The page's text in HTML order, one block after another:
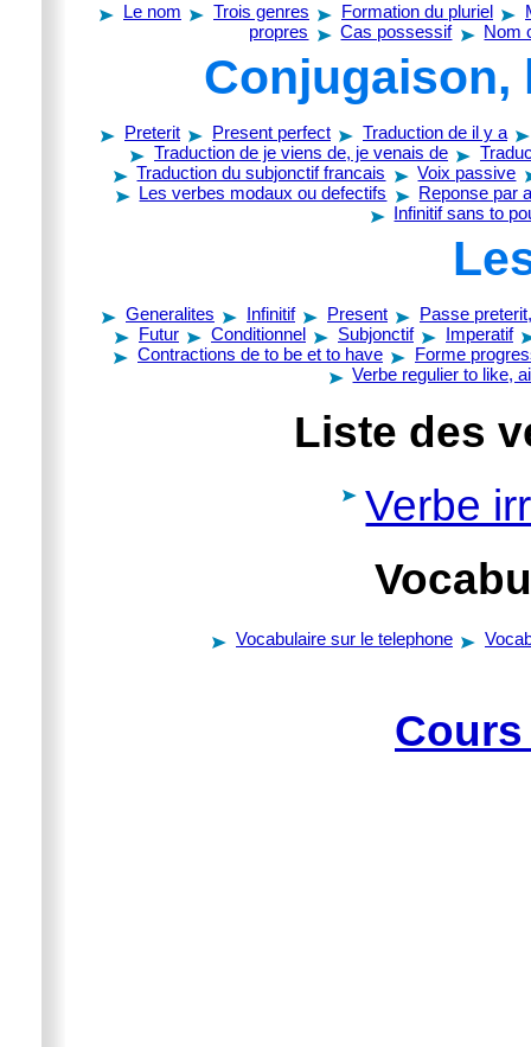
Le nom Trois genres Formation du pluriel
propres
Cas possessif Nom
Conjugaison,
Preterit Present perfect
Traduction de il y a
Traduction de je viens de, je venais de
Traduction du subjonctif francais
Voix passive
Les verbes modaux ou defectifs
Reponse par
Infinitif sans to
Generalites Infinitif Present
Passe
Futur
Conditionnel Subjonctif
Imperatif
Contractions de to be et to have
Forme
Verbe regulier to like,
Liste des
Verbe
Vocabulaire sur le telephone